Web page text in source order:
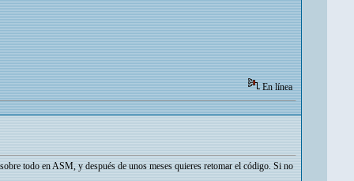
En línea
todo en ASM, y después de unos meses quieres retomar el código. Si no